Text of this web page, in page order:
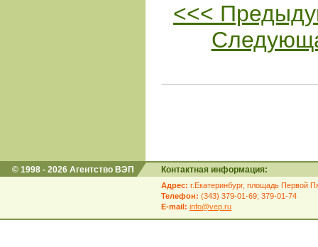
<<<
© 1998 - 2026 Агентство ВЭП Контактная информация:
Адрес: г.Екатеринбург, площадь Первой
Телефон: (343) 379-01-69; 379-01-74
E-mail: info@vep.ru